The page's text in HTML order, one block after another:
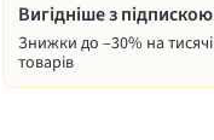
Вигідніше з підпискою
Знижки до –30% на тисячі
товарів